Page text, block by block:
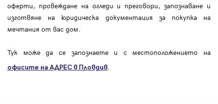
оферти, провеждане на огледи и преговори, запознаване и
изготвяне на юридическа документация за покупка на
мечтания от вас дом.
Тук може да се запознаете и с местоположението на
офисите на АДРЕС в Пловдив